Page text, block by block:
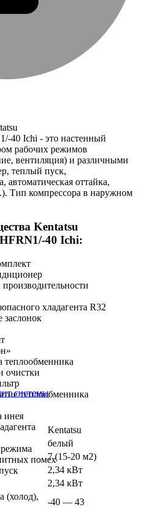
40 Ichi - это настенный
рабочих режимов
вентиляция) и различными
теплый пуск,
автоматическая оттайка,
Тип компрессора в наружном
Kentatsu
40 Ichi:
хладагента R32
заслонок
теплообменника
очистки
теплообменника
инея
помех
системы
Kentatsu
белый
7 (15-20 м2)
2,34 кВт
2,34 кВт
(холод),
-40 — 43